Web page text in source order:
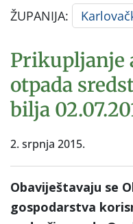
ŽUPANIJA:
Prikupljanje
otpada
bilja
2. srpnja 2015.
Obaviještavaju se
gospodarstva